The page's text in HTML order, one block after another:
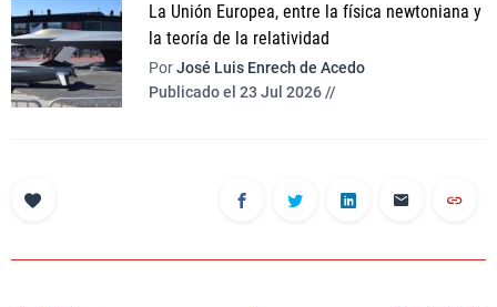
La Unión Europea, entre la física newtoniana y
la teoría de la relatividad
PorJosé Luis Enrech de Acedo
Publicado el 23 Jul 2026 //